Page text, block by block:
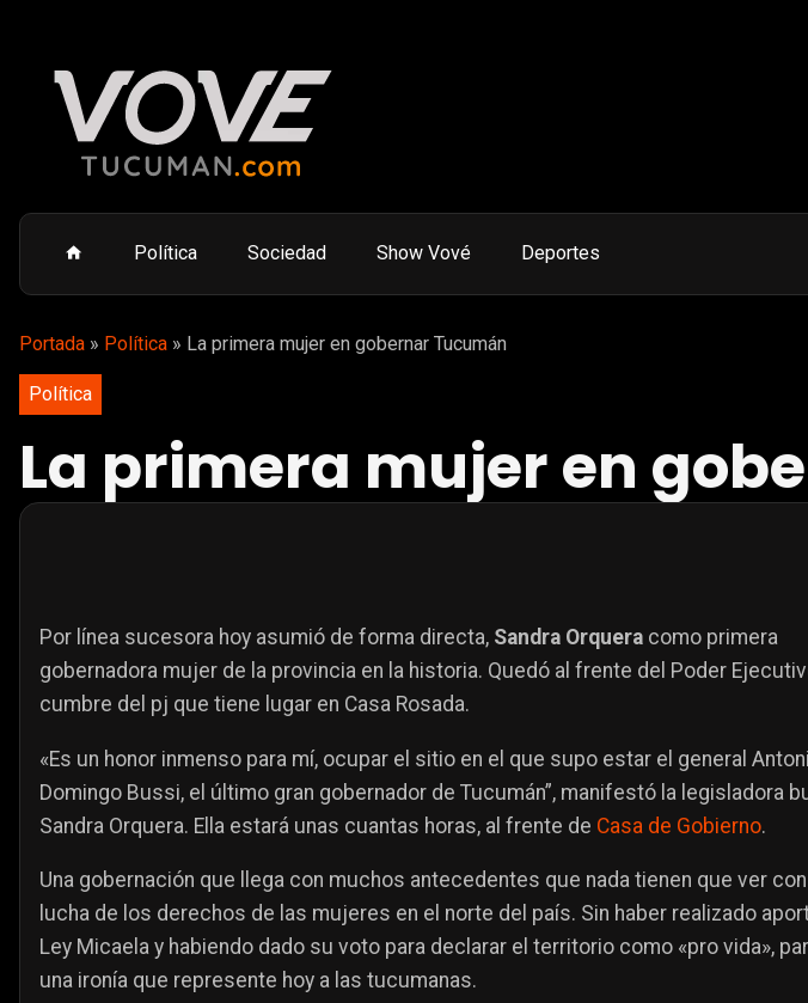
Política Sociedad Show Vové Deportes
Portada » Política » La primera mujer en gobernar Tucumán
Política
La primera mujer en
Por línea sucesora hoy asumió de forma directa, Sandra Orquera como primera
gobernadora mujer de la provincia en la historia. Quedó al frente del Poder
cumbre del pj que tiene lugar en Casa Rosada.
«Es un honor inmenso para mí, ocupar el sitio en el que supo estar el general
Domingo Bussi, el último gran gobernador de Tucumán”, manifestó la legisladora
Sandra Orquera. Ella estará unas cuantas horas, al frente de Casa de Gobierno.
Una gobernación que llega con muchos antecedentes que nada tienen que ver
lucha de los derechos de las mujeres en el norte del país. Sin haber realizado
Ley Micaela y habiendo dado su voto para declarar el territorio como «pro vida»,
una ironía que represente hoy a las tucumanas.